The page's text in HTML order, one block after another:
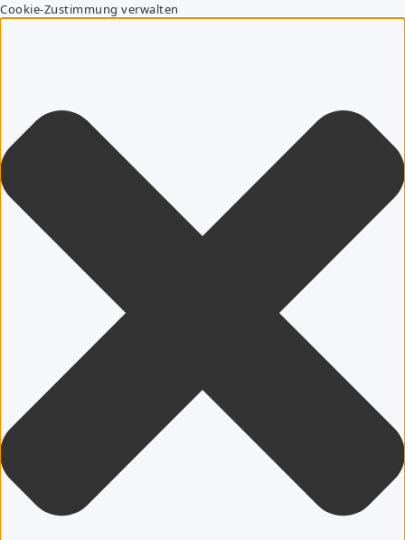
Cookie-Zustimmung verwalten